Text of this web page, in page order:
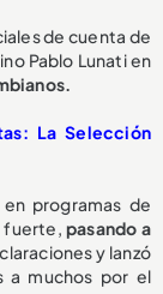
de cuenta de
Pablo Lunati en
La Selección
programas de
fuerte,pasando a
y lanzó
a muchos por el